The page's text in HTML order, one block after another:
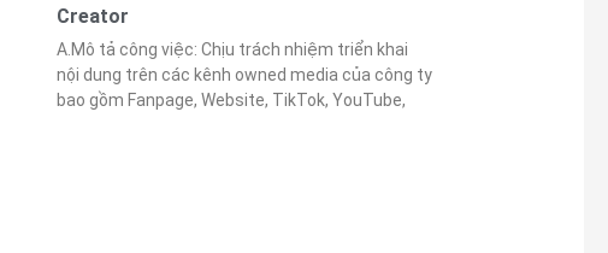
Creator
A.Mô tả công việc: Chịu trách nhiệm triển khai
nội dung trên các kênh owned media của công ty
bao gồm Fanpage, Website, TikTok, YouTube,